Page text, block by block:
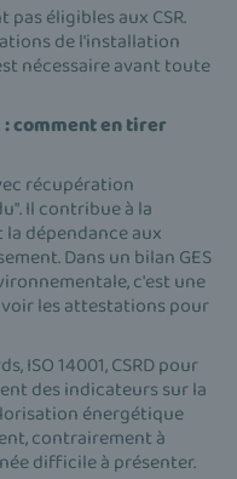
éligibles aux CSR.
de l'installation
nécessaire avant toute
comment en tirer
récupération
Il contribue à la
dépendance aux
Dans un bilan GES
c'est une
les attestations pour
ISO 14001, CSRD pour
des indicateurs sur la
énergétique
contrairement à
difficile à présenter.